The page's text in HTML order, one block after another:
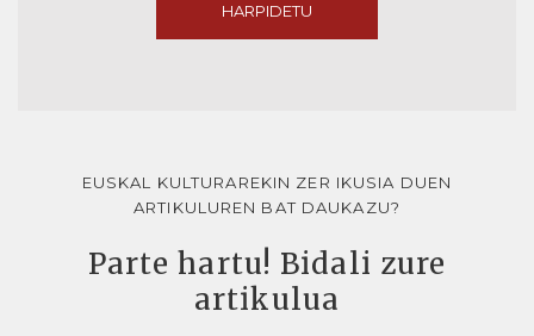
HARPIDETU
EUSKAL KULTURAREKIN ZER IKUSIA DUEN
ARTIKULUREN BAT DAUKAZU?
Parte hartu! Bidali zure
artikulua